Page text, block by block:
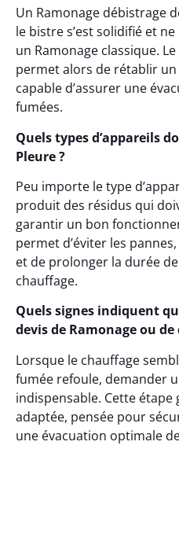
Un Ramonage débistrage
le bistre s’est solidifié et
un Ramonage classique.
permet alors de rétablir
capable d’assurer une
fumées.
Quels types d’appareils
Pleure ?
Peu importe le type
produit des résidus qui
garantir un bon
permet d’éviter les
et de prolonger la durée
chauffage.
Quels signes indiquent
devis de Ramonage ou de
Lorsque le chauffage
fumée refoule, demander
indispensable. Cette
adaptée, pensée pour
une évacuation optimale